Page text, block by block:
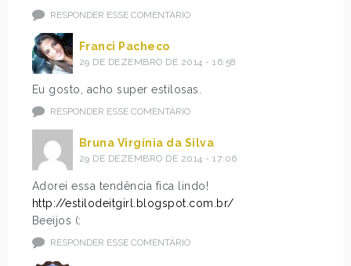
RESPONDER ESSE COMENTÁRIO
Franci Pacheco
29 DE DEZEMBRO DE 2014 - 16:58
Eu gosto, acho super estilosas.
RESPONDER ESSE COMENTÁRIO
Bruna Virgínia da Silva
29 DE DEZEMBRO DE 2014 - 17:06
Adorei essa tendência fica lindo!
http://estilodeitgirl.blogspot.com.br/
Beeijos (:
RESPONDER ESSE COMENTÁRIO